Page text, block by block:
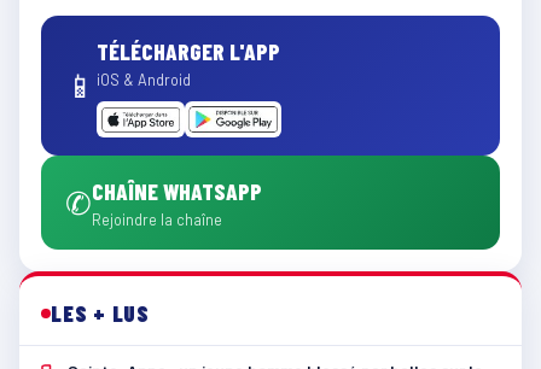
📱
TÉLÉCHARGER L'APP
iOS & Android
✆CHAÎNE WHATSAPP
Rejoindre la chaîne
LES + LUS